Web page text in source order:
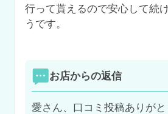
行って貰えるので安心して続
うです。
お店からの返信
愛さん、口コミ投稿ありが